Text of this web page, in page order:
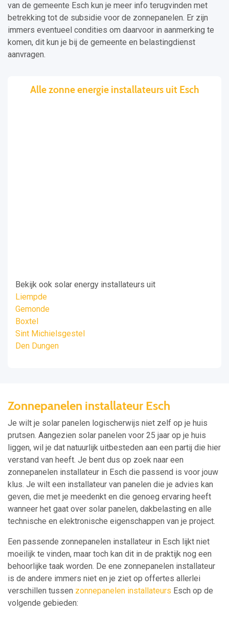
van de gemeente Esch kun je meer info terugvinden met
betrekking tot de subsidie voor de zonnepanelen. Er zijn
immers eventueel condities om daarvoor in aanmerking te
komen, dit kun je bij de gemeente en belastingdienst
aanvragen.
Alle zonne energie installateurs uit Esch
Bekijk ook solar energy installateurs uit
Liempde
Gemonde
Boxtel
Sint Michielsgestel
Den Dungen
Zonnepanelen installateur Esch
Je wilt je solar panelen logischerwijs niet zelf op je huis
prutsen. Aangezien solar panelen voor 25 jaar op je huis
liggen, wil je dat natuurlijk uitbesteden aan een partij die hier
verstand van heeft. Je bent dus op zoek naar een
zonnepanelen installateur in Esch die passend is voor jouw
klus. Je wilt een installateur van panelen die je advies kan
geven, die met je meedenkt en die genoeg ervaring heeft
wanneer het gaat over solar panelen, dakbelasting en alle
technische en elektronische eigenschappen van je project.
Een passende zonnepanelen installateur in Esch lijkt niet
moeilijk te vinden, maar toch kan dit in de praktijk nog een
behoorlijke taak worden. De ene zonnepanelen installateur
is de andere immers niet en je ziet op offertes allerlei
verschillen tussen zonnepanelen installateurs Esch op de
volgende gebieden: